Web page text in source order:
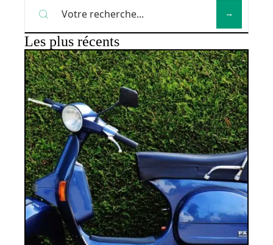
Les plus récents